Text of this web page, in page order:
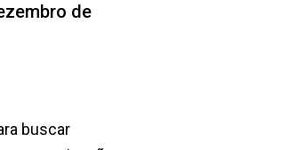
de
buscar